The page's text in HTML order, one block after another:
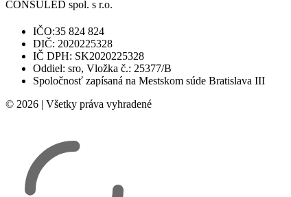
CONSULED spol. s r.o.
IČO:35 824 824
DIČ: 2020225328
IČ DPH: SK2020225328
Oddiel: sro, Vložka č.: 25377/B
Spoločnosť zapísaná na Mestskom súde Bratislava III
© 2026 | Všetky práva vyhradené